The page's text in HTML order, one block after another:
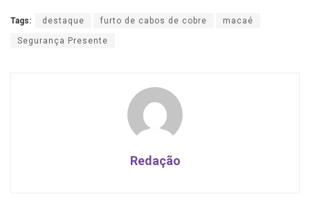
Tags: destaque furto de cabos de cobre macaé
Segurança Presente
Redação